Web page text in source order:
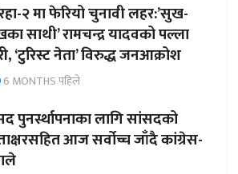
२ मा फेरियो चुनावी लहर:’सुख-
साथी’ रामचन्द्र यादवको पल्ला
‘टुरिस्ट नेता’ विरुद्ध जनआक्रोश
6 MONTHS पहिले
पुनर्स्थापनाका लागि सांसदको
आज सर्वोच्च जाँदै कांग्रेस-